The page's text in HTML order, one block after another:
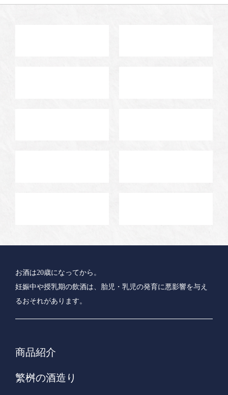
お酒は20歳になってから。
妊娠中や授乳期の飲酒は、胎児・乳児の発育に悪影響を与え
るおそれがあります。
商品紹介
繁桝の酒造り